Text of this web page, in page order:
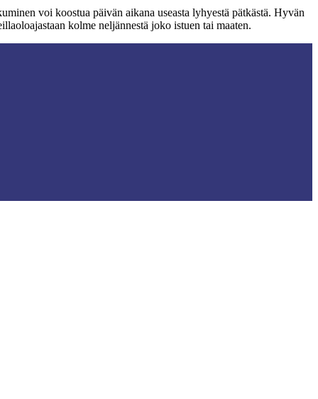
voi koostua päivän aikana useasta lyhyestä pätkästä. Hyvän
kolme neljännestä joko istuen tai maaten.